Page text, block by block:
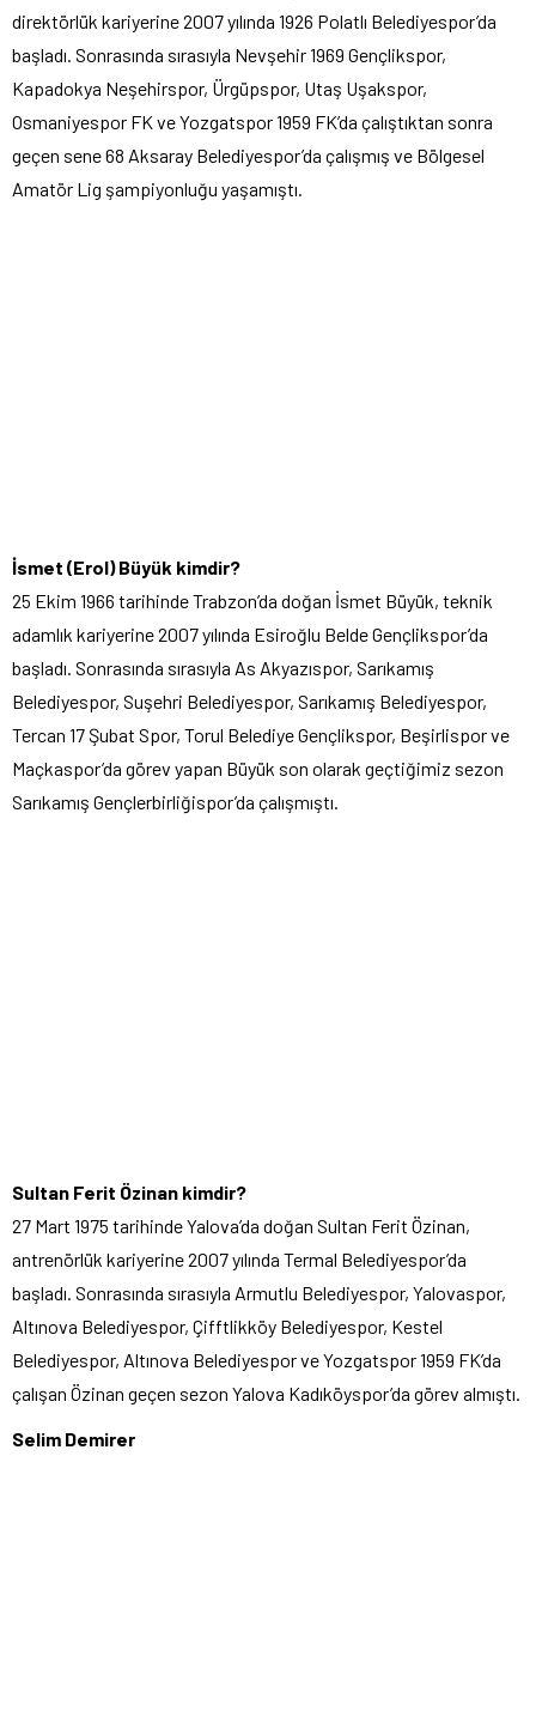
direktörlük kariyerine 2007 yılında 1926 Polatlı Belediyespor’da
başladı. Sonrasında sırasıyla Nevşehir 1969 Gençlikspor,
Kapadokya Neşehirspor, Ürgüpspor, Utaş Uşakspor,
Osmaniyespor FK ve Yozgatspor 1959 FK’da çalıştıktan sonra
geçen sene 68 Aksaray Belediyespor’da çalışmış ve Bölgesel
Amatör Lig şampiyonluğu yaşamıştı.
İsmet (Erol) Büyük kimdir?
25 Ekim 1966 tarihinde Trabzon’da doğan İsmet Büyük, teknik
adamlık kariyerine 2007 yılında Esiroğlu Belde Gençlikspor’da
başladı. Sonrasında sırasıyla As Akyazıspor, Sarıkamış
Belediyespor, Suşehri Belediyespor, Sarıkamış Belediyespor,
Tercan 17 Şubat Spor, Torul Belediye Gençlikspor, Beşirlispor ve
Maçkaspor’da görev yapan Büyük son olarak geçtiğimiz sezon
Sarıkamış Gençlerbirliğispor’da çalışmıştı.
Sultan Ferit Özinan kimdir?
27 Mart 1975 tarihinde Yalova’da doğan Sultan Ferit Özinan,
antrenörlük kariyerine 2007 yılında Termal Belediyespor’da
başladı. Sonrasında sırasıyla Armutlu Belediyespor, Yalovaspor,
Altınova Belediyespor, Çifftlikköy Belediyespor, Kestel
Belediyespor, Altınova Belediyespor ve Yozgatspor 1959 FK’da
çalışan Özinan geçen sezon Yalova Kadıköyspor’da görev almıştı.
Selim Demirer